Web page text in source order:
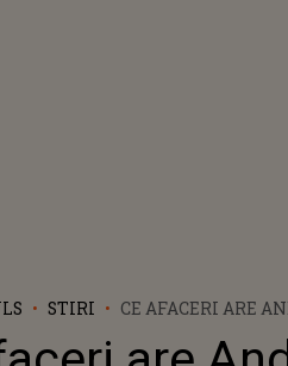
STIRI
CE AFACERI ARE
VIDEOCLIPURI